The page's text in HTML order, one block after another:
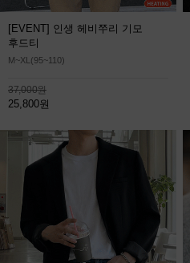
[EVENT] 인생 헤비쭈리 기모
후드티
M~XL(95~110)
37,000원
25,800원